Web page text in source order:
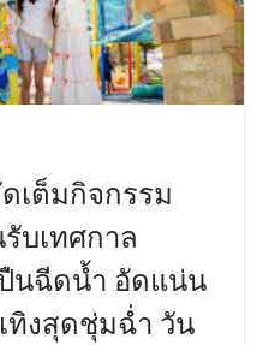
เต็มกิจกรรม
บเทศกาล
นฉีดน้ำ อัดแน่น
ทิงสุดชุ่มฉ่ำ วัน